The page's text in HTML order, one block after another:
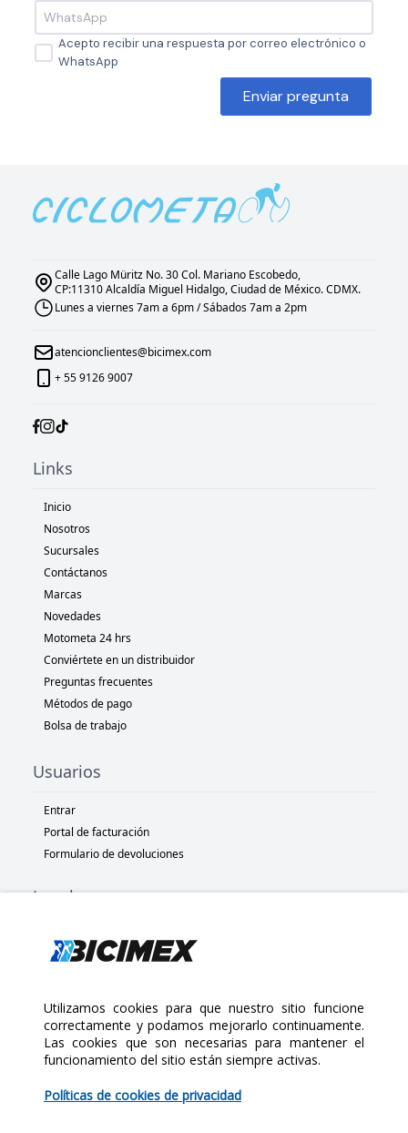
$40.00
Acepto recibir una respuesta por correo electrónico o
WhatsApp
Enviar pregunta
Calle Lago Müritz No. 30 Col. Mariano Escobedo,
CP:11310 Alcaldía Miguel Hidalgo, Ciudad de México. CDMX.
Lunes a viernes 7am a 6pm / Sábados 7am a 2pm
atencionclientes@bicimex.com
+ 55 9126 9007
Links
Inicio
Nosotros
Sucursales
Contáctanos
Marcas
Novedades
Motometa 24 hrs
Conviértete en un distribuidor
Preguntas frecuentes
Métodos de pago
Bolsa de trabajo
Usuarios
Entrar
Portal de facturación
Formulario de devoluciones
Legal
Políticas de privacidad
Políticas de devolución
Copyright 2025 Bicimex®. All rights reserved. Today is Sábado,
Agosto 8, 2026
Utilizamos cookies para que nuestro sitio funcione
correctamente y podamos mejorarlo continuamente.
Las cookies que son necesarias para mantener el
funcionamiento del sitio están siempre activas.
Políticas de cookies de privacidad